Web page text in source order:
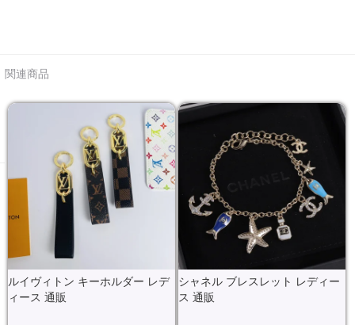
関連商品
ルイヴィトン キーホルダー レデ
ィース 通販
シャネル ブレスレット レディー
ス 通販